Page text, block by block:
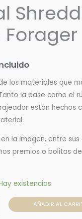
los materiales que
la base como el
están hechos
la imagen, entre
premios o bolitas
existencias
AÑADIR AL